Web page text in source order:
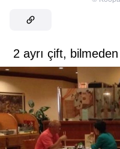
2 ayrı çift,